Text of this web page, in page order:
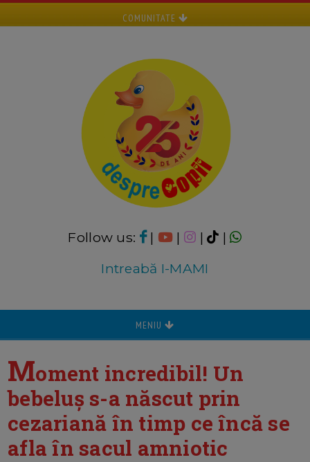
COMUNITATE
Follow us: | | |
|
Intreabă I-MAMI
MENIU
Moment incredibil! Un
bebeluș s-a născut prin
cezariană în timp ce încă se
afla în sacul amniotic